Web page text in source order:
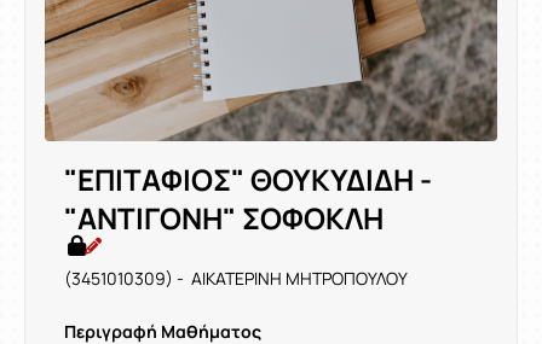
"ΕΠΙΤΑΦΙΟΣ" ΘΟΥΚΥΔΙΔΗ -
"ΑΝΤΙΓΟΝΗ" ΣΟΦΟΚΛΗ
(3451010309) - ΑΙΚΑΤΕΡΙΝΗ ΜΗΤΡΟΠΟΥΛΟΥ
Περιγραφή Μαθήματος